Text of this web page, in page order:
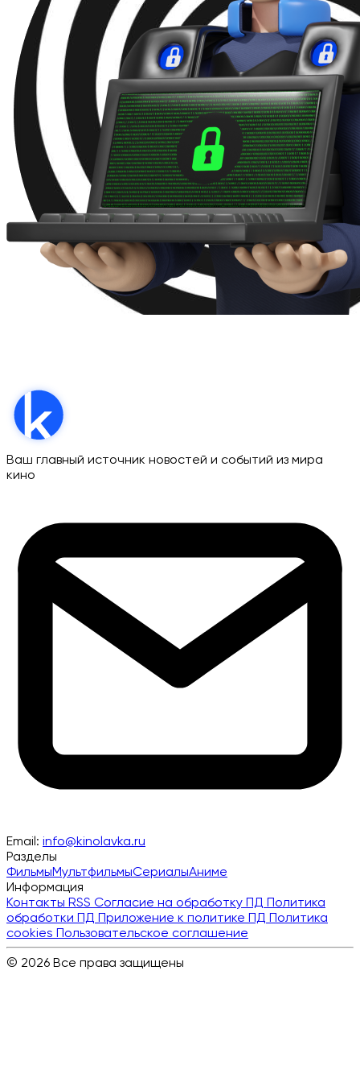
Ваш главный источник новостей и событий из мира
кино
Email: info@kinolavka.ru
Разделы
ФильмыМультфильмыСериалыАниме
Информация
Контакты RSS Согласие на обработку ПД Политика
обработки ПД Приложение к политике ПД Политика
cookies Пользовательское соглашение
© 2026 Все права защищены